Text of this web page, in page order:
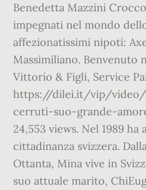
Benedetta Mazzini
impegnati nel mondo
affezionatissimi nipoti:
Massimiliano. Benvenuto
Vittorio & Figli, Service
https://dilei.it/vip/
cerruti-suo-grande-
24,553 views. Nel 1989 ha
cittadinanza svizzera.
Ottanta, Mina vive in
suo attuale marito,